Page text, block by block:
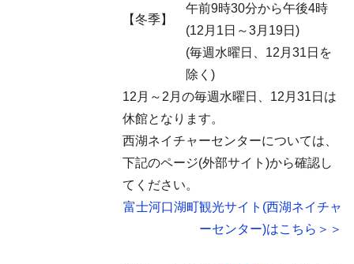
【冬季】
午前9時30分から午後4時
(12月1日～3月19日)
(毎週水曜日、12月31日を
除く)
12月～2月の毎週水曜日、12月31日は
休館となります。
西湖ネイチャーセンターについては、
下記のページ(外部サイト)から確認し
てください。
富士河口湖町観光サイト(西湖ネイチャ
ーセンター)はこちら＞＞